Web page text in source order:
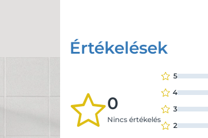
Értékelések
0
Nincs értékelés
5
4
3
2